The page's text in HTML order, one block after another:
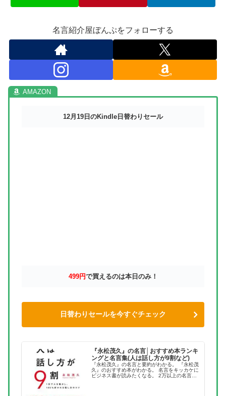
名言紹介屋ぼんぷをフォローする
12月19日のKindle日替わりセール
499円で買えるのは本日のみ！
日替わりセールを今すぐチェック
『永松茂久』の名言│おすすめ本ランキ
ングと名言集(人は話し方が9割など)
『永松茂久』の名言と要約がわかる。 『永松茂
久』のおすすめ本がわかる。 名言をキッカケに
ビジネス書が読みたくなる。 2万以上の名言を